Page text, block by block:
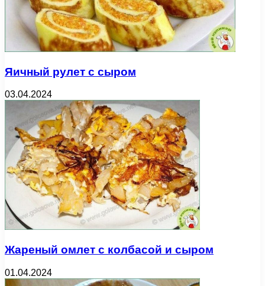
Яичный рулет с сыром
03.04.2024
Жареный омлет с колбасой и сыром
01.04.2024